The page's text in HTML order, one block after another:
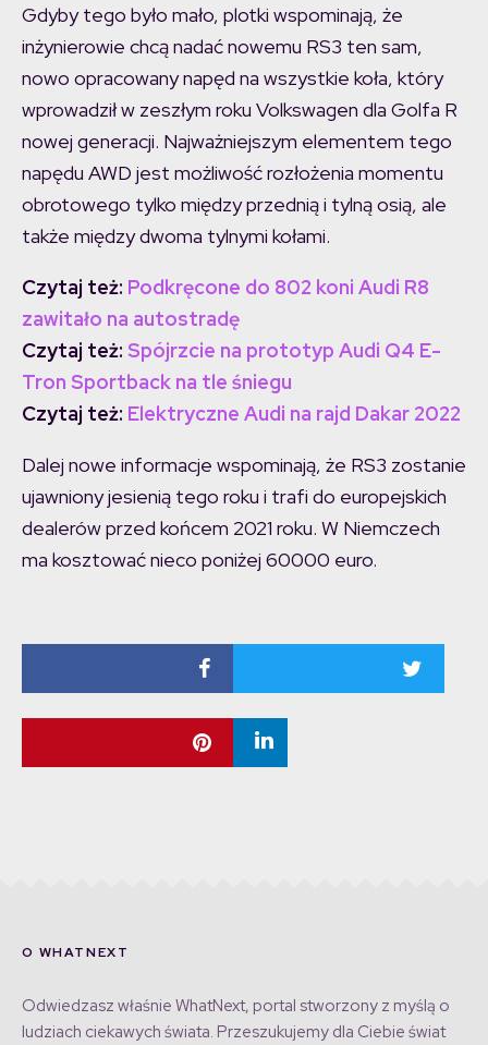
Gdyby tego było mało, plotki wspominają, że
inżynierowie chcą nadać nowemu RS3 ten sam,
nowo opracowany napęd na wszystkie koła, który
wprowadził w zeszłym roku Volkswagen dla Golfa R
nowej generacji. Najważniejszym elementem tego
napędu AWD jest możliwość rozłożenia momentu
obrotowego tylko między przednią i tylną osią, ale
także między dwoma tylnymi kołami.
Czytaj też: Podkręcone do 802 koni Audi R8
zawitało na autostradę
Czytaj też: Spójrzcie na prototyp Audi Q4 E-
Tron Sportback na tle śniegu
Czytaj też: Elektryczne Audi na rajd Dakar 2022
Dalej nowe informacje wspominają, że ​​RS3 zostanie
ujawniony jesienią tego roku i trafi do europejskich
dealerów przed końcem 2021 roku. W Niemczech
ma kosztować nieco poniżej 60000 euro.
O WHATNEXT
Odwiedzasz właśnie WhatNext, portal stworzony z myślą o
ludziach ciekawych świata. Przeszukujemy dla Ciebie świat